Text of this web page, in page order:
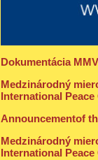
Dokumentácia
Medzinárodný
International Peace
Announcementof
Medzinárodný
International Peace